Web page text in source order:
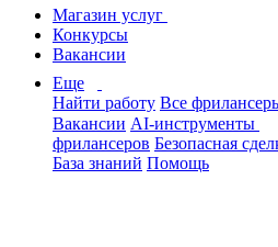
Магазин услуг
Конкурсы
Вакансии
Еще
Найти работу Все
Вакансии AI-инструменты
фрилансеров Безопасная
База знаний Помощь